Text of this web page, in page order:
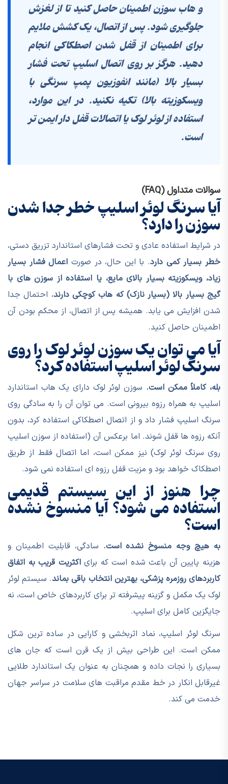
و هاب سوزن اطمینان حاصل کنید تا از لغزش
جلوگیری شود. پس از اتصال، یک کشش ملایم
برای اطمینان از قفل شدن اصطکاکی انجام
دهید. هرگز بر روی اتصال اسلیپ تحت فشار
بسیار بالا (مانند انفوزیون پمپ سرنگی با
ویسکوزیته بالا) تکیه نکنید. در این موارد،
استفاده از لوئر لوک یا اتصالات قفل دار ایمن تر
است.
سوالات متداول (FAQ)
آیا سرنگ لوئر اسلیپ خطر جدا شدن
سوزن را دارد؟
در شرایط استفاده عادی و تحت فشارهای استاندارد تزریق دستی،
خطر بسیار کمی دارد. با این حال، در صورت اعمال فشار بسیار
زیاد، ویسکوزیته بسیار بالای مایع، یا استفاده از سوزن های با
گیج بسیار بالا (بسیار نازک) که هاب کوچکی دارند، احتمال جدا
شدن افزایش می یابد. همیشه پس از اتصال، از محکم بودن آن
اطمینان حاصل کنید.
آیا می توان یک سوزن لوئر لوک را روی
سرنگ لوئر اسلیپ استفاده کرد؟
بله، کاملاً ممکن است. سوزن لوئر لوک دارای یک هاب استاندارد
اسلیپ به همراه رزوه بیرونی است. می توان آن را به سادگی روی
سرنگ اسلیپ فشار داد و از اتصال اصطکاکی استفاده کرد، بدون
آنکه رزوه ها قفل شوند. اما برعکس آن (استفاده از سوزن اسلیپ
روی سرنگ لوئر لوک) نیز ممکن است، اما اتصال فقط از طریق
اصطکاک خواهد بود و مزیت قفل رزوه ای استفاده نمی شود.
چرا هنوز از این سیستم قدیمی
استفاده می شود؟ آیا منسوخ نشده
است؟
به هیچ وجه منسوخ نشده است. سادگی، قابلیت اطمینان و
هزینه پایین آن باعث شده است که برایاکثریت قریب به اتفاق
کاربردهای روزمره پزشکی، بهترین انتخاب باقی بماند. سیستم لوئر
لوک یک مکمل و گزینه پیشرفته تر برای کاربردهای خاص است، نه
جایگزین کامل برای اسلیپ.
سرنگ لوئر اسلیپ، نماد اثربخشی و کارایی در ساده ترین شکل
ممکن است. این طراحی بیش از یک قرن است که جان های
بسیاری را نجات داده و همچنان به عنوان یک استاندارد طلایی
غیرقابل انکار در خط مقدم مراقبت های سلامت در سراسر جهان
خدمت می کند.